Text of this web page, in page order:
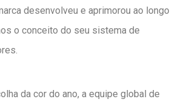
desenvolveu e aprimorou ao longo
o conceito do seu sistema de
da cor do ano, a equipe global de